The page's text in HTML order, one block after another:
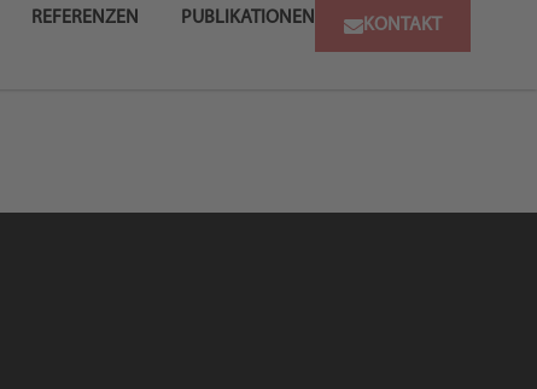
REFERENZEN PUBLIKATIONEN KONTAKT